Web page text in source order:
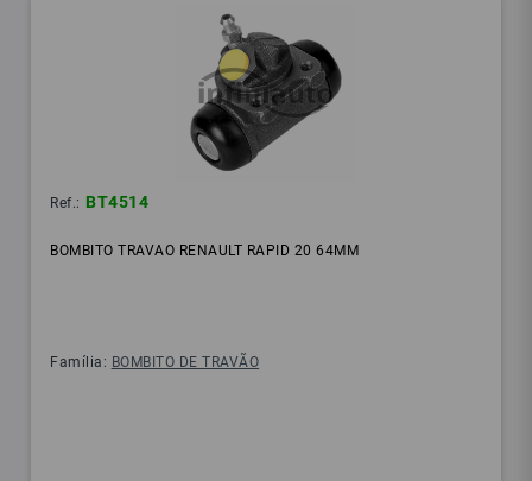
Ref.: BT4514
BOMBITO TRAVAO RENAULT RAPID 20 64MM
Família: BOMBITO DE TRAVÃO